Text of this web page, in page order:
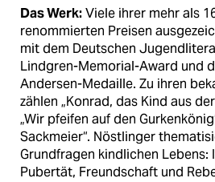
Das Werk:Viele ihrer mehr als
renommierten Preisen
mit dem Deutschen
Lindgren-Memorial-Award und
Andersen-Medaille. Zu ihren
zählen „Konrad, das Kind aus
„Wir pfeifen auf den
Sackmeier“. Nöstlinger
Grundfragen kindlichen Lebens:
Pubertät, Freundschaft und